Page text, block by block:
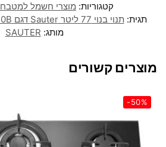
קטגוריות: מוצרי חשמל למטבח
תגית:תנוי בנוי 77 ליטר Sauter דגם CUISINE-3870B שחור
מותג: SAUTER
מוצרים קשורים
-50%